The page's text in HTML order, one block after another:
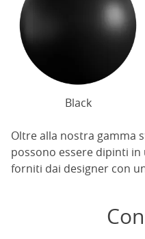
Black
Oltre alla nostra gamma
possono essere dipinti
forniti dai designer con